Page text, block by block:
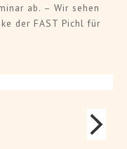
ab. – Wir sehen
der FAST Pichl für